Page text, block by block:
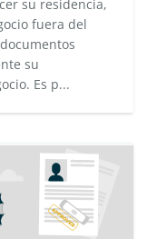
su residencia,
fuera del
su
Es p...